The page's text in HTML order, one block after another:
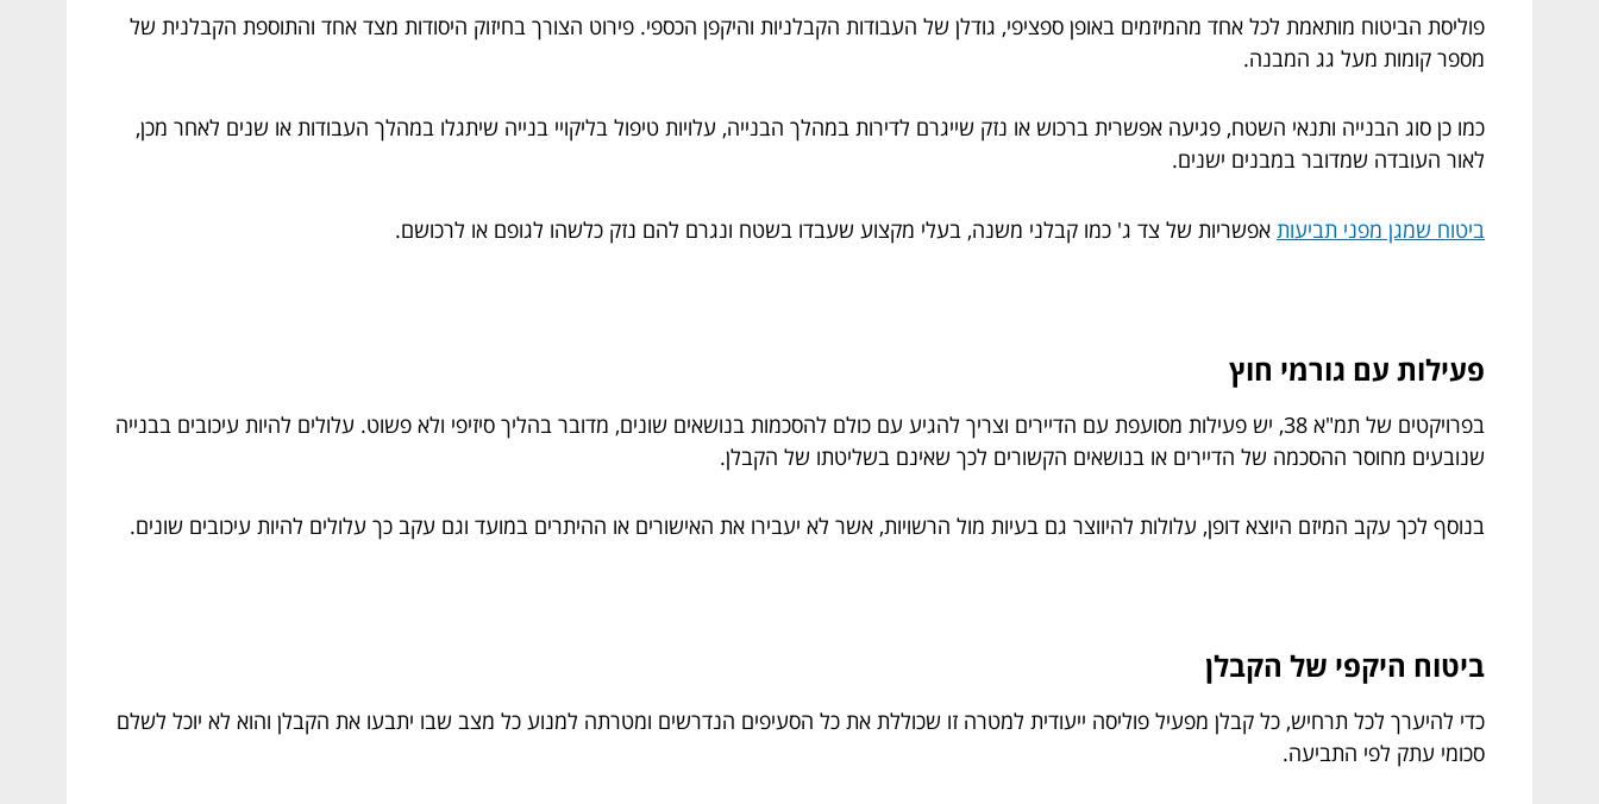
פוליסת הביטוח מותאמת לכל אחד מהמיזמים באופן ספציפי, גודלן של העבודות הקבלניות והיקפן הכספי. פירוט הצורך בחיזוק היסודות מצד אחד והתוספת הקבלנית של
מספר קומות מעל גג המבנה.
כמו כן סוג הבנייה ותנאי השטח, פגיעה אפשרית ברכוש או נזק שייגרם לדירות במהלך הבנייה, עלויות טיפול בליקויי בנייה שיתגלו במהלך העבודות או שנים לאחר מכן,
לאור העובדה שמדובר במבנים ישנים.
ביטוח שמגן מפני תביעות אפשריות של צד ג' כמו קבלני משנה, בעלי מקצוע שעבדו בשטח ונגרם להם נזק כלשהו לגופם או לרכושם.
פעילות עם גורמי חוץ
בפרויקטים של תמ"א 38, יש פעילות מסועפת עם הדיירים וצריך להגיע עם כולם להסכמות בנושאים שונים, מדובר בהליך סיזיפי ולא פשוט. עלולים להיות עיכובים בבנייה
שנובעים מחוסר ההסכמה של הדיירים או בנושאים הקשורים לכך שאינם בשליטתו של הקבלן.
בנוסף לכך עקב המיזם היוצא דופן, עלולות להיווצר גם בעיות מול הרשויות, אשר לא יעבירו את האישורים או ההיתרים במועד וגם עקב כך עלולים להיות עיכובים שונים.
ביטוח היקפי של הקבלן
כדי להיערך לכל תרחיש, כל קבלן מפעיל פוליסה ייעודית למטרה זו שכוללת את כל הסעיפים הנדרשים ומטרתה למנוע כל מצב שבו יתבעו את הקבלן והוא לא יוכל לשלם
סכומי עתק לפי התביעה.